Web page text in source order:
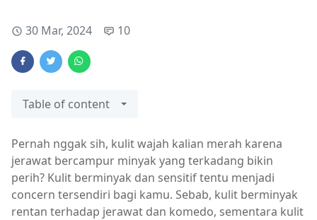
30 Mar, 2024 10
Table of content
Pernah nggak sih, kulit wajah kalian merah karena
jerawat bercampur minyak yang terkadang bikin
perih? Kulit berminyak dan sensitif tentu menjadi
concern tersendiri bagi kamu. Sebab, kulit berminyak
rentan terhadap jerawat dan komedo, sementara kulit